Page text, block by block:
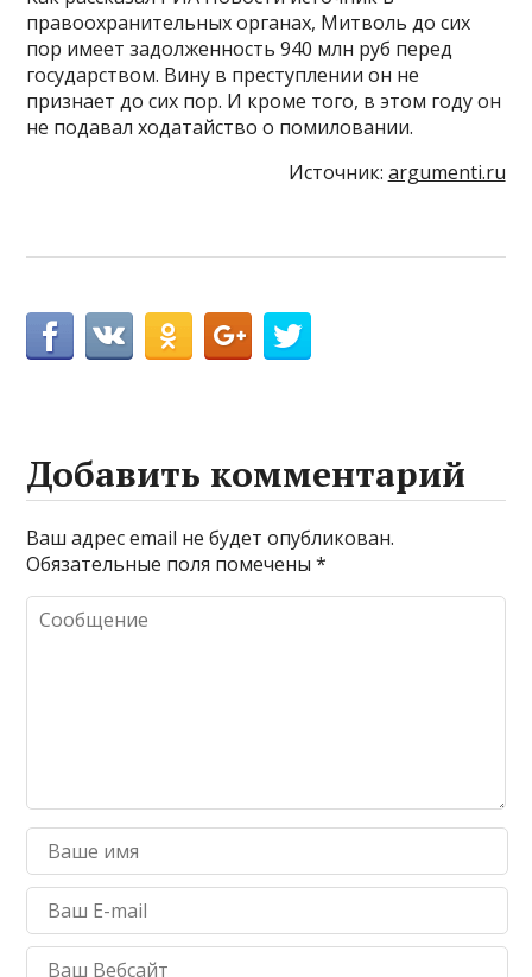
правоохранительных органах, Митволь до сих
пор имеет задолженность 940 млн руб перед
государством. Вину в преступлении он не
признает до сих пор. И кроме того, в этом году он
не подавал ходатайство о помиловании.
Источник: argumenti.ru
Добавить комментарий
Ваш адрес email не будет опубликован.
Обязательные поля помечены*